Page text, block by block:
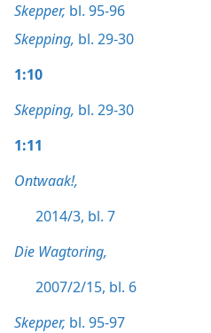
Skepper, bl. 95-96
Skepping, bl. 29-30
1:10
Skepping, bl. 29-30
1:11
Ontwaak!,
2014/3, bl. 7
Die Wagtoring,
2007/2/15, bl. 6
Skepper, bl. 95-97